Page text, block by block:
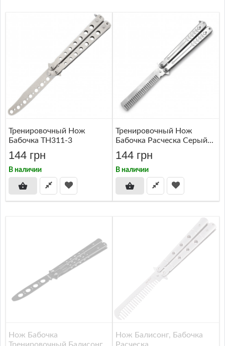
Тренировочный Нож
Бабочка TH311-3
144 грн
В наличии
Тренировочный Нож
Бабочка Расческа Серый...
144 грн
В наличии
Нож Бабочка
Нож Балисонг, Бабочка